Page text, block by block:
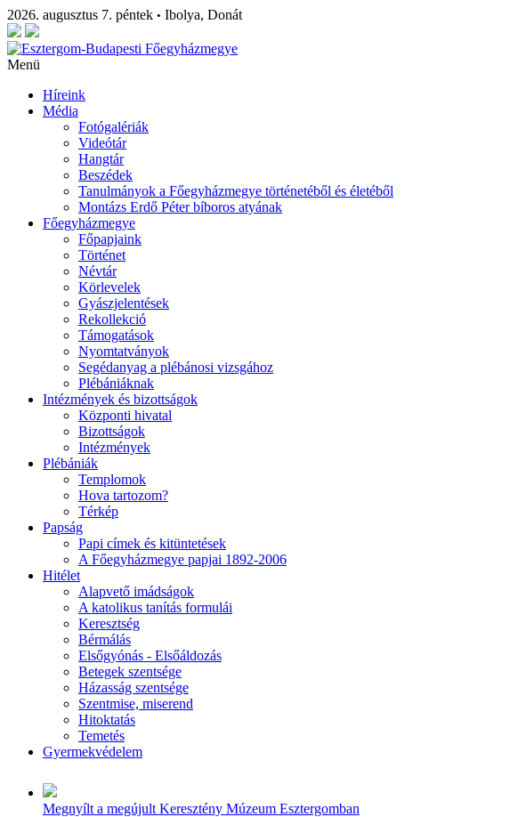
2026. augusztus 7. péntek • Ibolya, Donát
Menü
Híreink
Média
Fotógalériák
Videótár
Hangtár
Beszédek
Tanulmányok a Főegyházmegye történetéből és életéből
Montázs Erdő Péter bíboros atyának
Főegyházmegye
Főpapjaink
Történet
Névtár
Körlevelek
Gyászjelentések
Rekollekció
Támogatások
Nyomtatványok
Segédanyag a plébánosi vizsgához
Plébániáknak
Intézmények és bizottságok
Központi hivatal
Bizottságok
Intézmények
Plébániák
Templomok
Hova tartozom?
Térkép
Papság
Papi címek és kitüntetések
A Főegyházmegye papjai 1892-2006
Hitélet
Alapvető imádságok
A katolikus tanítás formulái
Keresztség
Bérmálás
Elsőgyónás - Elsőáldozás
Betegek szentsége
Házasság szentsége
Szentmise, miserend
Hitoktatás
Temetés
Gyermekvédelem
Megnyílt a megújult Keresztény Múzeum Esztergomban